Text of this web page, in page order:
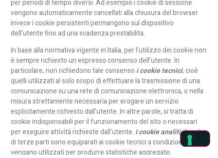
per periodi di tempo diversi. Ad esempio i cookie di sessione
vengono automaticamente cancellati alla chiusura del browser
invece i cookie persistenti permangono sul dispositivo
dell’utente fino ad una scadenza prestabilita.
In base alla normativa vigente in Italia, per l’utilizzo dei cookie non
è sempre richiesto un espresso consenso dell’utente. In
particolare, non richiedono tale consenso i cookie tecnici, cioè
quelli utilizzati al solo scopo di effettuare la trasmissione di una
comunicazione su una rete di comunicazione elettronica, o nella
misura strettamente necessaria per erogare un servizio
esplicitamente richiesto dall’utente. In altre parole, si tratta di
cookie indispensabili per il funzionamento del sito o necessari
per eseguire attività richieste dall’utente. I cookie analiticianche
di terze parti sono equiparati ai cookie tecnici a condizione che
vengano utilizzati per produrre statistiche aggregate,